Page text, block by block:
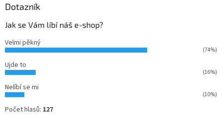
Dotazník
Jak se Vám líbí náš e-shop?
Velmi pěkný
(74%)
Ujde to
(16%)
Nelíbí se mi
(10%)
Počet hlasů: 127